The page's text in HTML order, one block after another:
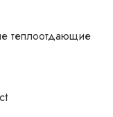
теплоотдающие